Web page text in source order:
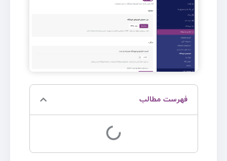
فهرست مطالب